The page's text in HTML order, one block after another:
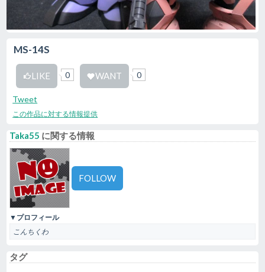
MS-14S
LIKE 0 WANT 0
Tweet
この作品に対する情報提供
Taka55 に関する情報
FOLLOW
▼プロフィール
こんちくわ
タグ